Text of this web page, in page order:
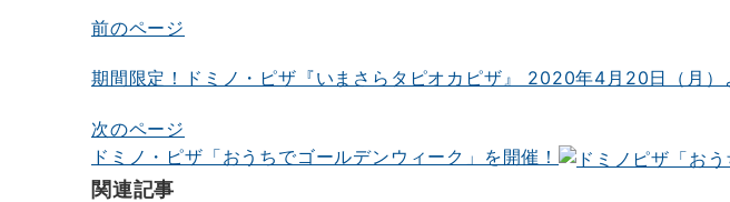
投
稿
ビ
ゲ
前のページ
期間限定！ドミノ・ピザ『いまさらタピオカピザ』 2020年4月20日（月）
次のページ
ドミノ・ピザ「おうちでゴールデンウィーク」を開催！
関連記事